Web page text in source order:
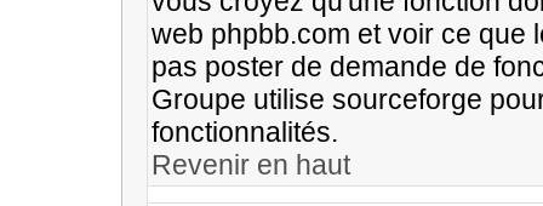
web phpbb.com et voir ce que
pas poster de demande de
Groupe utilise sourceforge
fonctionnalités.
Revenir en haut